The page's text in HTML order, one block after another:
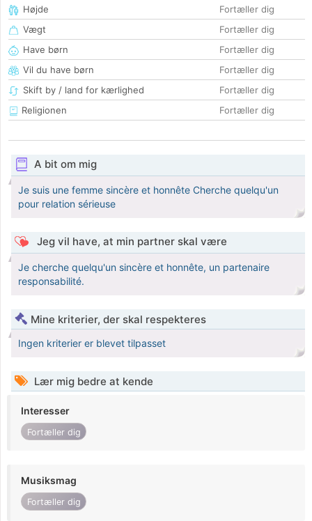
Højde
Fortæller dig
Vægt
Fortæller dig
Have børn
Fortæller dig
Vil du have børn
Fortæller dig
Skift by / land for kærlighed
Fortæller dig
Religionen
Fortæller dig
A bit om mig
Je suis une femme sincère et honnête Cherche quelqu'un
pour relation sérieuse
Jeg vil have, at min partner skal være
Je cherche quelqu'un sincère et honnête, un partenaire
responsabilité.
Mine kriterier, der skal respekteres
Ingen kriterier er blevet tilpasset
Lær mig bedre at kende
Interesser
Fortæller dig
Musiksmag
Fortæller dig